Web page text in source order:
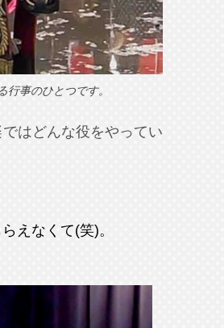
事のひとつです。
はどんな役をやってい
えなくて(笑)。